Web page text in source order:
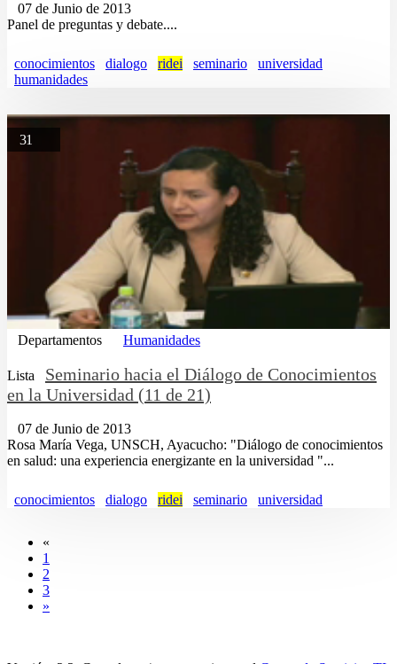
07 de Junio de 2013
Panel de preguntas y debate....
conocimientos dialogo ridei seminario
universidad
humanidades
31
Departamentos Humanidades
Lista
Seminario hacia el Diálogo de Conocimientos
en la Universidad (11 de 21)
07 de Junio de 2013
Rosa María Vega, UNSCH, Ayacucho: "Diálogo de conocimientos
en salud: una experiencia energizante en la universidad "...
conocimientos dialogo ridei seminario universidad
«
1
2
3
»